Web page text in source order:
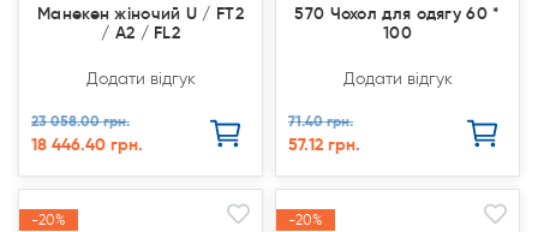
Манекен жіночий U / FT2
/ A2 / FL2
Додати відгук
23 058.00 грн.
18 446.40 грн.
570 Чохол для одягу 60 *
100
Додати відгук
71.40 грн.
57.12 грн.
-20%
-20% -20%
-20%